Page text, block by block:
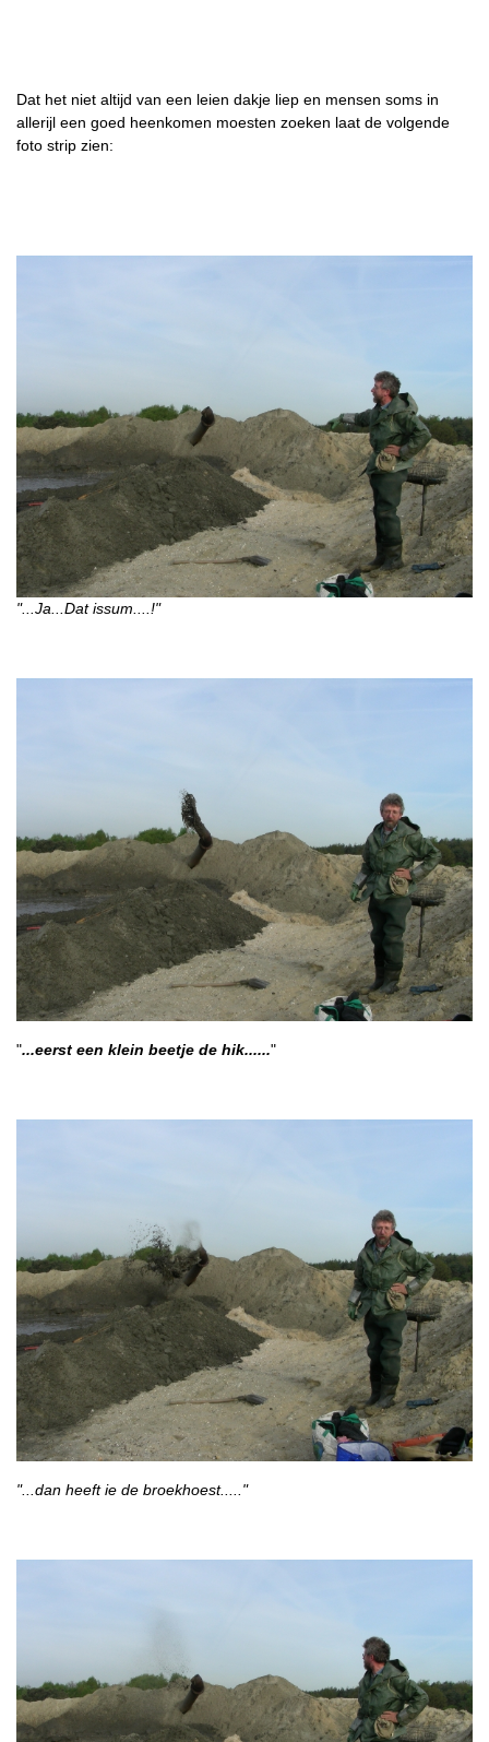
Dat het niet altijd van een leien dakje liep en mensen soms in
allerijl een goed heenkomen moesten zoeken laat de volgende
foto strip zien:
"...Ja...Dat issum....!"
"...eerst een klein beetje de hik......"
"...dan heeft ie de broekhoest....."